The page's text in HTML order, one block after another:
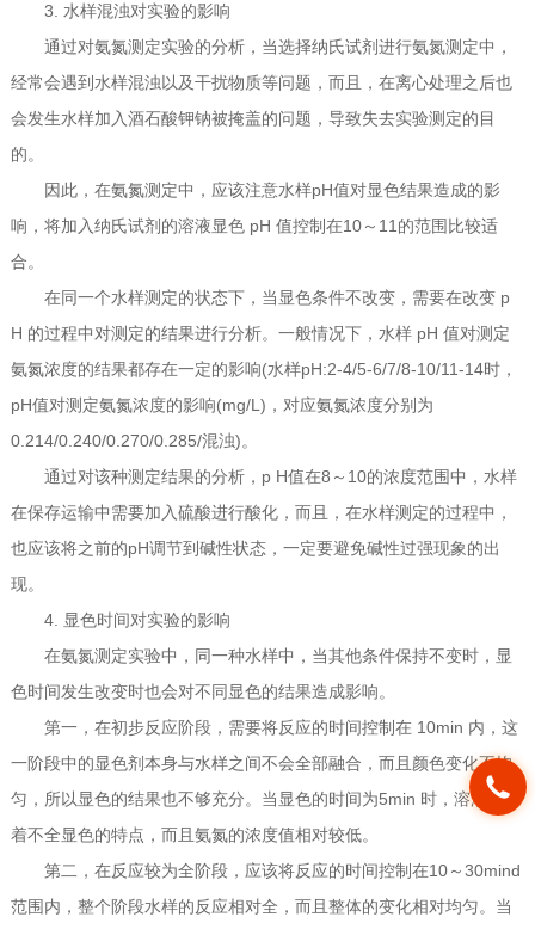
3. 水样混浊对实验的影响
通过对氨氮测定实验的分析，当选择纳氏试剂进行氨氮测定中，
经常会遇到水样混浊以及干扰物质等问题，而且，在离心处理之后也
会发生水样加入酒石酸钾钠被掩盖的问题，导致失去实验测定的目
的。
因此，在氨氮测定中，应该注意水样pH值对显色结果造成的影
响，将加入纳氏试剂的溶液显色 pH 值控制在10～11的范围比较适
合。
在同一个水样测定的状态下，当显色条件不改变，需要在改变 p
H 的过程中对测定的结果进行分析。一般情况下，水样 pH 值对测定
氨氮浓度的结果都存在一定的影响(水样pH:2-4/5-6/7/8-10/11-14时，
pH值对测定氨氮浓度的影响(mg/L)，对应氨氮浓度分别为
0.214/0.240/0.270/0.285/混浊)。
通过对该种测定结果的分析，p H值在8～10的浓度范围中，水样
在保存运输中需要加入硫酸进行酸化，而且，在水样测定的过程中，
也应该将之前的pH调节到碱性状态，一定要避免碱性过强现象的出
现。
4. 显色时间对实验的影响
在氨氮测定实验中，同一种水样中，当其他条件保持不变时，显
色时间发生改变时也会对不同显色的结果造成影响。
第一，在初步反应阶段，需要将反应的时间控制在 10min 内，这
一阶段中的显色剂本身与水样之间不会全部融合，而且颜色变化不均
匀，所以显色的结果也不够充分。当显色的时间为5min 时，溶液存在
着不全显色的特点，而且氨氮的浓度值相对较低。
第二，在反应较为全阶段，应该将反应的时间控制在10～30mind
范围内，整个阶段水样的反应相对全，而且整体的变化相对均匀。当